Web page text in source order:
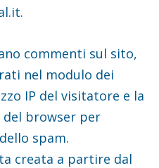
commenti sul sito,
nel modulo dei
IP del visitatore e la
browser per
spam.
creata a partire dal